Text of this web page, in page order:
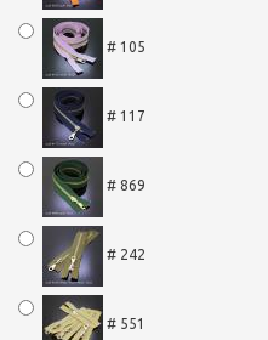
# 105
# 117
# 869
# 242
# 551